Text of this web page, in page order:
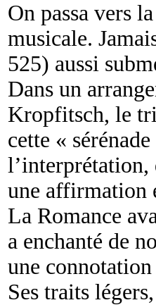
On passa vers
musicale.
525) aussi
Dans un
Kropfitsch, le
cette «
l’interprétation,
une affirmation
La Romance
a enchanté de
une
Ses traits